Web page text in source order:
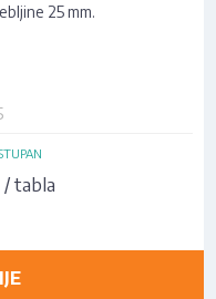
25 mm.
/ tabla